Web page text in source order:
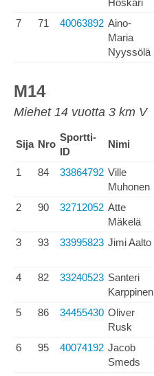
Hoskari
7 71 40063892 Aino-
Maria
Nyyssölä
M14
Miehet 14 vuotta 3 km V
Sija Nro
Sportti-
ID
Nimi
1 84 33864792 Ville
Muhonen
2 90 32712052 Atte
Mäkelä
3 93 33995823 Jimi Aalto
4 82 33240523 Santeri
Karppinen
5 86 34455430 Oliver
Rusk
6 95 40074192 Jacob
Smeds